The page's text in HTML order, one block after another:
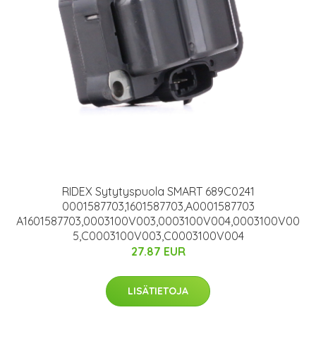
RIDEX Sytytyspuola SMART 689C0241
0001587703,1601587703,A0001587703
A1601587703,0003100V003,0003100V004,0003100V00
5,C0003100V003,C0003100V004
27.87 EUR
LISÄTIETOJA